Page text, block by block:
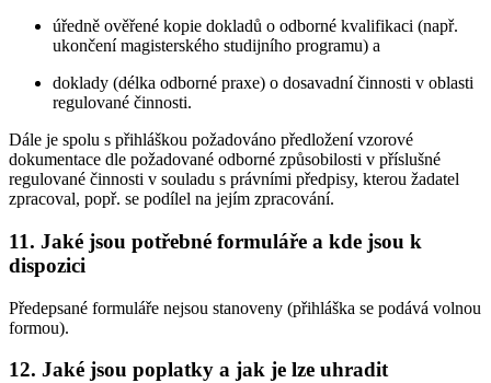
úředně ověřené kopie dokladů o odborné kvalifikaci (např.
ukončení magisterského studijního programu) a
doklady (délka odborné praxe) o dosavadní činnosti v oblasti
regulované činnosti.
Dále je spolu s přihláškou požadováno předložení vzorové
dokumentace dle požadované odborné způsobilosti v příslušné
regulované činnosti v souladu s právními předpisy, kterou žadatel
zpracoval, popř. se podílel na jejím zpracování.
11. Jaké jsou potřebné formuláře a kde jsou k
dispozici
Předepsané formuláře nejsou stanoveny (přihláška se podává volnou
formou).
12. Jaké jsou poplatky a jak je lze uhradit